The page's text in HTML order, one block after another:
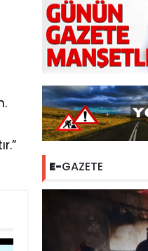
E-GAZETE